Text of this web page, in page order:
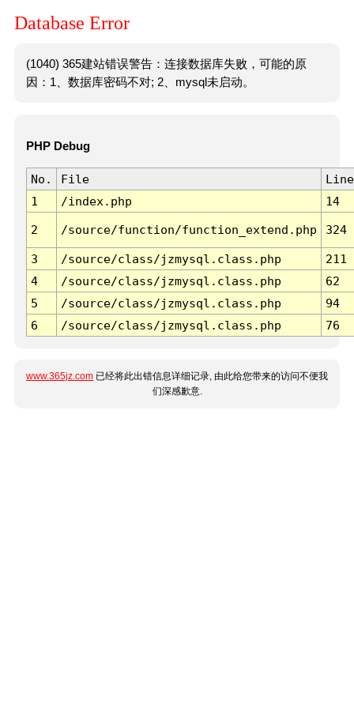
Database Error
(1040) 365建站错误警告：连接数据库失败，可能的原
因：1、数据库密码不对; 2、mysql未启动。
PHP Debug
No. File
Line
1
/index.php 14
2 /source/function/function_extend.php 324
3 /source/class/jzmysql.class.php
211
4
/source/class/jzmysql.class.php
62
5
/source/class/jzmysql.class.php
94
6
/source/class/jzmysql.class.php 76
www.365jz.com 已经将此出错信息详细记录, 由此给您带来的访问不便我
们深感歉意.